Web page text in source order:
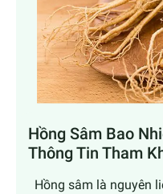
Hồng Sâm Bao
Thông Tin Tham
Hồng sâm là nguyên